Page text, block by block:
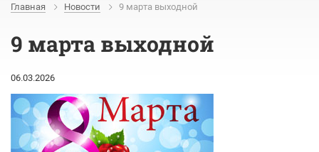
Главная Новости 9 марта выходной
9 марта выходной
06.03.2026